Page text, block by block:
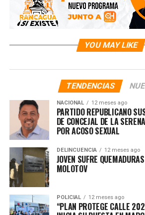
YOU MAY LIKE
TENDENCIAS
NACIONAL 12 meses ago
PARTIDO REPUBLICANO
DE CONCEJAL DE LA
POR ACOSO SEXUAL
DELINCUENCIA 12 meses ago
JOVEN SUFRE
MOLOTOV
POLICIAL 12 meses ago
“PLAN PROTEGE CALLE